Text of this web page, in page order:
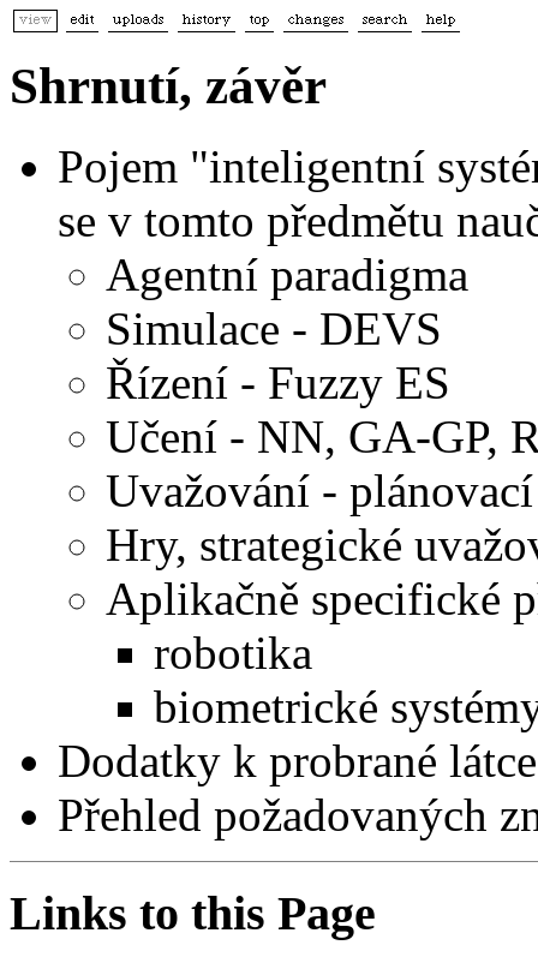
Shrnutí, závěr
Pojem "inteligentní
se v tomto předmětu
Agentní paradigma
Simulace - DEVS
Řízení - Fuzzy ES
Učení - NN, GA-GP,
Uvažování -
Hry, strategické
Aplikačně specifické
robotika
biometrické
Dodatky k probrané látce
Přehled požadovaných
Links to this Page